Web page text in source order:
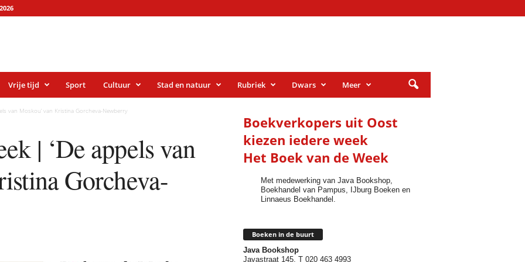
Vrije tijd Sport Cultuur Stad en natuur Rubriek Dwars Meer
van Moskou’ van Kristina Gorcheva-Newberry
| ‘De appels van
Gorcheva-
Boekverkopers uit Oost
kiezen iedere week
Het Boek van de Week
Met medewerking van Java Bookshop,
Boekhandel van Pampus, IJburg Boeken en
Linnaeus Boekhandel.
Boeken in de buurt
Java Bookshop
Javastraat 145, T 020 463 4993